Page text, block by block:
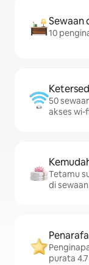
Sewaan
10
50
akses wi-
Tetamu
di
purata